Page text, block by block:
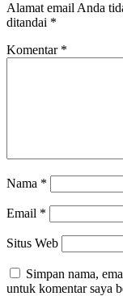
Alamat email Anda
ditandai *
Komentar *
Nama *
Email *
Situs Web
Simpan nama,
untuk komentar saya